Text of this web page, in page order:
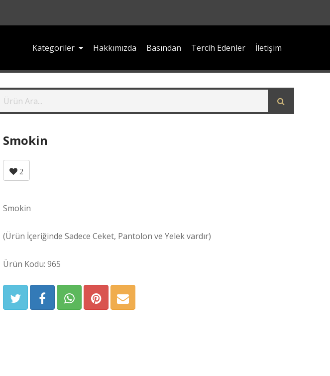
Kategoriler Hakkımızda Basından Tercih Edenler İletişim
Smokin
2
Smokin
(Ürün İçeriğinde Sadece Ceket, Pantolon ve Yelek vardır)
Ürün Kodu: 965